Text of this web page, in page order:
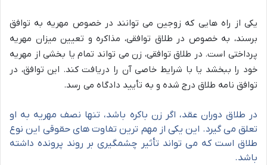
یکی از راه هایی که زوجین می توانند در خصوص مهریه به توافق
برسند، به خصوص در طلاق توافقی، مذاکره و تعیین میزان مهریه
پرداختی است. در طلاق توافقی، زن می تواند تمام یا بخشی از مهریه
خود را ببخشد یا با شرایط خاصی آن را دریافت کند. این توافق، در
توافق نامه طلاق درج شده و به تأیید دادگاه می رسد.
در طلاق دوران عقد، اگر زن باکره باشد، تنها نصف مهریه به او
تعلق می گیرد. این یکی از مهم ترین تفاوت های حقوقی این نوع
طلاق است که می تواند تأثیر چشمگیری بر روند پرونده داشته
باشد.